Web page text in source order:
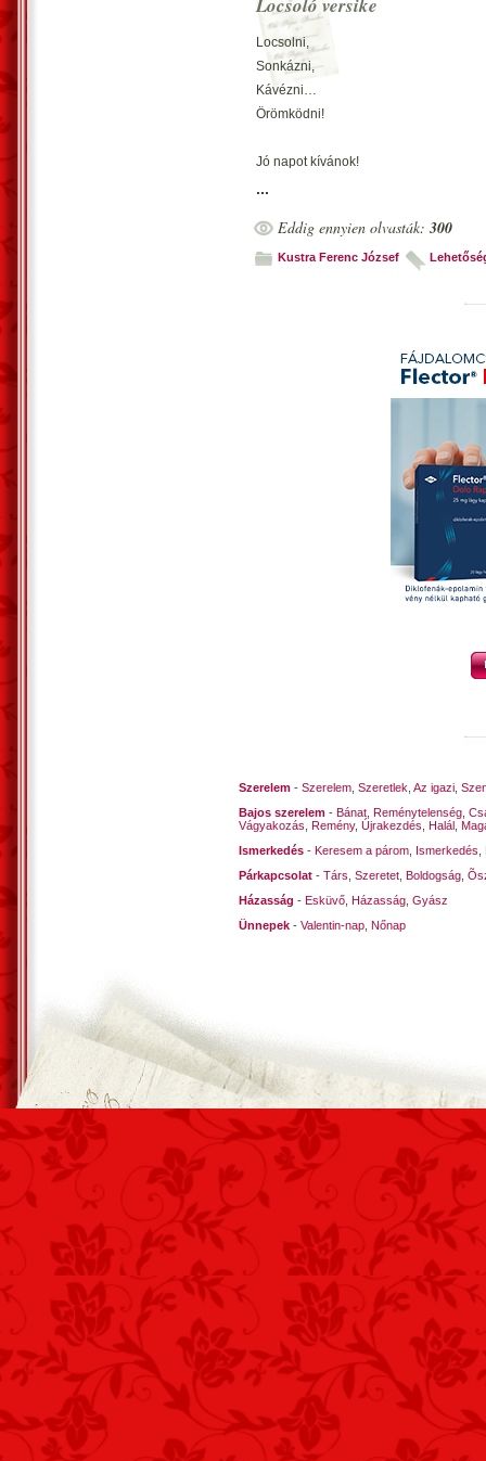
Locsoló versike
Locsolni,
Sonkázni,
Kávézni…
Örömködni!
Jó napot kívánok!
Nekem meg kell tennem.
...
Eddig ennyien olvasták: 300
Kustra Ferenc József
Szerelem - Szerelem Szeretlek Az igazi
Bajos szerelem - Bánat Reménytelenség
Vágyakozás Remény, Újrakezdés Halál
Ismerkedés - Keresem a párom Ismerkedés
Párkapcsolat - Társ Szeretet Boldogság
Házasság - Esküvő Házasság Gyász
Ünnepek - Valentin-nap Nőnap